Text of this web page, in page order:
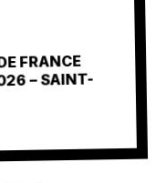
FRANCE
– SAINT-